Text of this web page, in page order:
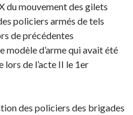
du mouvement des gilets
policiers armés de tels
de précédentes
modèle d’arme qui avait été
lors de l’acte II le 1er
des policiers des brigades